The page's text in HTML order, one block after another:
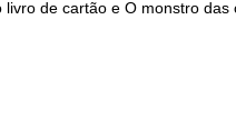
livro de cartão e O monstro das